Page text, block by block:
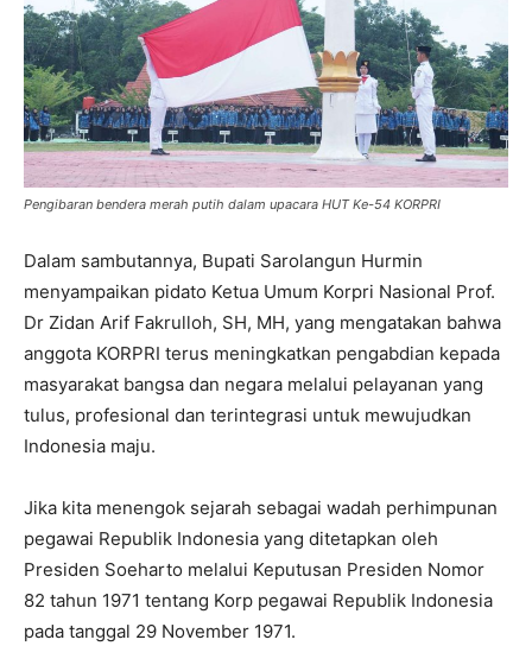
Pengibaran bendera merah putih dalam upacara HUT Ke-54 KORPRI
Dalam sambutannya, Bupati Sarolangun Hurmin
menyampaikan pidato Ketua Umum Korpri Nasional Prof.
Dr Zidan Arif Fakrulloh, SH, MH, yang mengatakan bahwa
anggota KORPRI terus meningkatkan pengabdian kepada
masyarakat bangsa dan negara melalui pelayanan yang
tulus, profesional dan terintegrasi untuk mewujudkan
Indonesia maju.
Jika kita menengok sejarah sebagai wadah perhimpunan
pegawai Republik Indonesia yang ditetapkan oleh
Presiden Soeharto melalui Keputusan Presiden Nomor
82 tahun 1971 tentang Korp pegawai Republik Indonesia
pada tanggal 29 November 1971.